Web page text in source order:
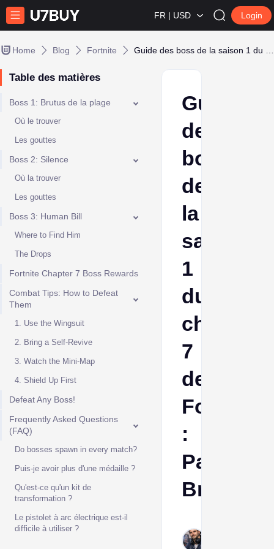
FR | USD Login
Home Blog Fortnite
Table des matières
Boss 1: Brutus de la plage
Où le trouver
Les gouttes
Boss 2: Silence
Où la trouver
Les gouttes
Boss 3: Human Bill
Where to Find Him
The Drops
Fortnite Chapter 7 Boss Rewards
Combat Tips: How to Defeat
Them
1. Use the Wingsuit
2. Bring a Self-Revive
3. Watch the Mini-Map
4. Shield Up First
Defeat Any Boss!
Frequently Asked Questions
(FAQ)
Do bosses spawn in every match?
Puis-je avoir plus d'une médaille ?
Qu'est-ce qu'un kit de
transformation ?
Le pistolet à arc électrique est-il
difficile à utiliser ?
Guide
des
boss
de
la
saison
1
du
chapitre
7
de
Fortnite
:
Pacific
Break